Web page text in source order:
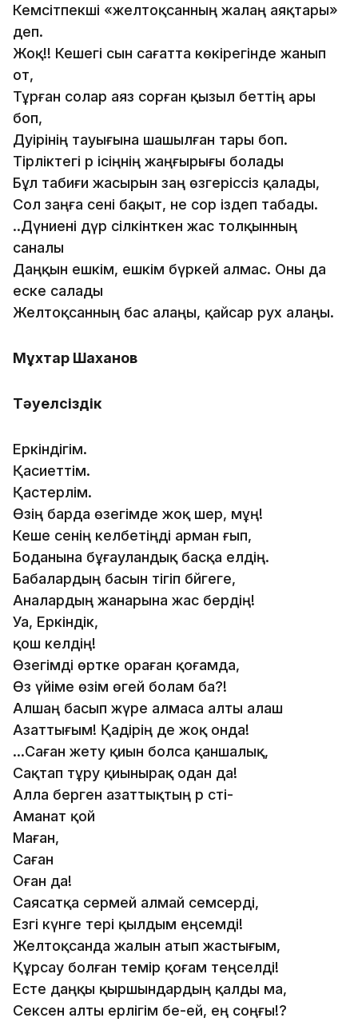
Кемсітпекші «желтоқсанның жалаң аяқтары»
деп.
Жоқ!! Кешегі сын сағатта көкірегінде жанып
от,
Тұрған солар аяз сорған қызыл беттің ары
боп,
Дәуірінің тауығына шашылған тары боп.
Тірліктегі әр ісіңнің жаңғырығы болады
Бұл табиғи жасырын заң өзгеріссіз қалады,
Сол заңға сені бақыт, не сор іздеп табады.
..Дүниені дүр сілкінткен жас толқынның
саналы
Даңқын ешкім, ешкім бүркей алмас. Оны да
еске салады
Желтоқсанның бас алаңы, қайсар рух алаңы.
Мұхтар Шаханов
Тәуелсіздік
Еркіндігім.
Қасиеттім.
Қастерлім.
Өзің барда өзегімде жоқ шер, мұң!
Кеше сенің келбетіңді арман ғып,
Боданына бұғауландық басқа елдің.
Бабалардың басын тігіп бәйгеге,
Аналардың жанарына жас бердің!
Уа, Еркіндік,
қош келдің!
Өзегімді өртке ораған қоғамда,
Өз үйіме өзім өгей болам ба?!
Алшаң басып жүре алмаса алты алаш
Азаттығым! Қадірің де жоқ онда!
...Саған жету қиын болса қаншалық,
Сақтап тұру қиынырақ одан да!
Алла берген азаттықтың әр сәті-
Аманат қой
Маған,
Саған
Оған да!
Саясатқа сермей алмай семсерді,
Езгі күнге тері қылдым еңсемді!
Желтоқсанда жалын атып жастығым,
Құрсау болған темір қоғам теңселді!
Есте даңқы қыршындардың қалды ма,
Сексен алты ерлігім бе-ей, ең соңғы!?